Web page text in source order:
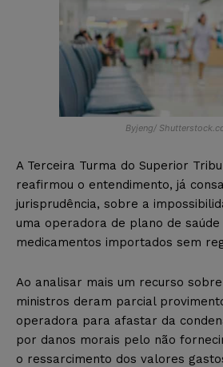
Byjeng/
A Terceira Turma do Superior
reafirmou o entendimento, já
jurisprudência, sobre a
uma operadora de plano de
medicamentos importados sem
Ao analisar mais um recurso
ministros deram parcial
operadora para afastar da
por danos morais pelo não
o ressarcimento dos valores